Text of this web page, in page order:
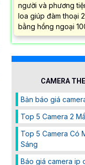
người và phương
loa giúp đàm thoại
bằng hồng ngoại
CAMERA
Bản báo giá
Top 5 Camera 2
Top 5 Camera Có
Sáng
Báo giá camera ip